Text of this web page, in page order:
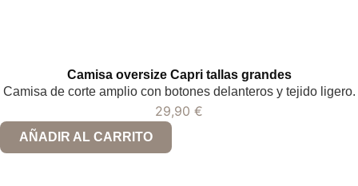
Camisa oversize Capri tallas grandes
Camisa de corte amplio con botones delanteros y tejido ligero.
29,90 €
AÑADIR AL CARRITO